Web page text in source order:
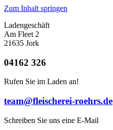
Zum Inhalt springen
Ladengeschäft
Am Fleet 2
21635 Jork
04162 326
Rufen Sie im Laden an!
team@fleischerei-roehrs.de
Schreiben Sie uns eine E-Mail